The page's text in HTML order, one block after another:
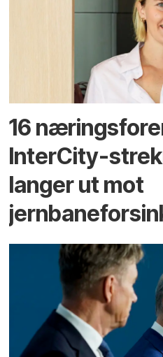
16
InterCity-
langer ut mot